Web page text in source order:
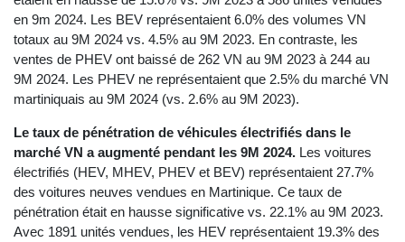
en 9m 2024. Les BEV représentaient 6.0% des volumes VN
totaux au 9M 2024 vs. 4.5% au 9M 2023. En contraste, les
ventes de PHEV ont baissé de 262 VN au 9M 2023 à 244 au
9M 2024. Les PHEV ne représentaient que 2.5% du marché VN
martiniquais au 9M 2024 (vs. 2.6% au 9M 2023).
Le taux de pénétration de véhicules électrifiés dans le
marché VN a augmenté pendant les 9M 2024. Les voitures
électrifiés (HEV, MHEV, PHEV et BEV) représentaient 27.7%
des voitures neuves vendues en Martinique. Ce taux de
pénétration était en hausse significative vs. 22.1% au 9M 2023.
Avec 1891 unités vendues, les HEV représentaient 19.3% des